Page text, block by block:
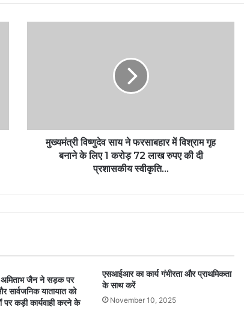
मुख्यमंत्री विष्णुदेव साय ने फरसाबहार में विश्राम गृह
बनाने के लिए 1 करोड़ 72 लाख रुपए की दी
प्रशासकीय स्वीकृति…
अमिताभ जैन ने सड़क पर
सार्वजनिक यातायात को
पर कड़ी कार्यवाही करने के
एसआईआर का कार्य गंभीरता और प्राथमिकता
के साथ करें
November 10, 2025